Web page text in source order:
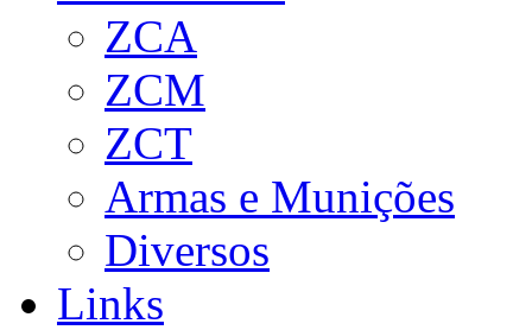
ZCA
ZCM
ZCT
Armas e Munições
Diversos
Links